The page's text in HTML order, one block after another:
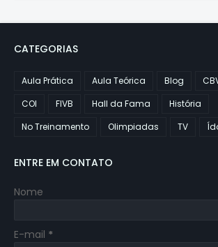
CATEGORIAS
Aula Prática Aula Teórica Blog
COI
FIVB Hall da Fama
História
No Treinamento
Olimpiadas TV
ENTRE EM CONTATO
Nome
E-mail *